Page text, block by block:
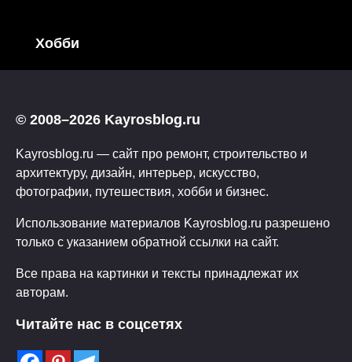
Хобби
© 2008–2026 Kayrosblog.ru
Kayrosblog.ru — сайт про ремонт, строительство и
архитектуру, дизайн, интерьер, искусство,
фотографии, путешествия, хобби и бизнес.
Использование материалов Kayrosblog.ru разрешено
только с указанием обратной ссылки на сайт.
Все права на картинки и тексты принадлежат их
авторам.
Читайте нас в соцсетях